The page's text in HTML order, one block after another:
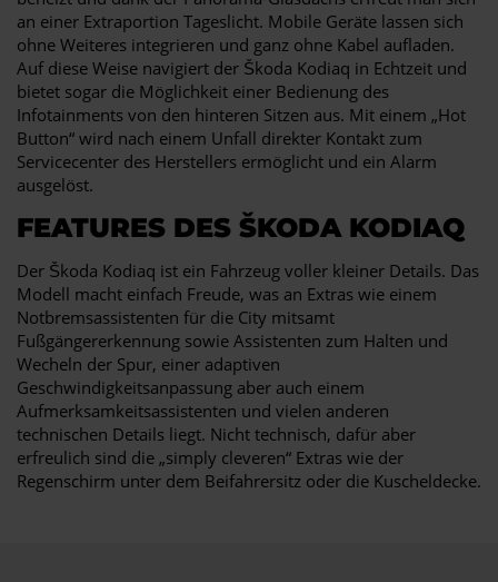
an einer Extraportion Tageslicht. Mobile Geräte lassen sich
ohne Weiteres integrieren und ganz ohne Kabel aufladen.
Auf diese Weise navigiert der Škoda Kodiaq in Echtzeit und
bietet sogar die Möglichkeit einer Bedienung des
Infotainments von den hinteren Sitzen aus. Mit einem „Hot
Button“ wird nach einem Unfall direkter Kontakt zum
Servicecenter des Herstellers ermöglicht und ein Alarm
ausgelöst.
FEATURES DES ŠKODA KODIAQ
Der Škoda Kodiaq ist ein Fahrzeug voller kleiner Details. Das
Modell macht einfach Freude, was an Extras wie einem
Notbremsassistenten für die City mitsamt
Fußgängererkennung sowie Assistenten zum Halten und
Wecheln der Spur, einer adaptiven
Geschwindigkeitsanpassung aber auch einem
Aufmerksamkeitsassistenten und vielen anderen
technischen Details liegt. Nicht technisch, dafür aber
erfreulich sind die „simply cleveren“ Extras wie der
Regenschirm unter dem Beifahrersitz oder die Kuscheldecke.